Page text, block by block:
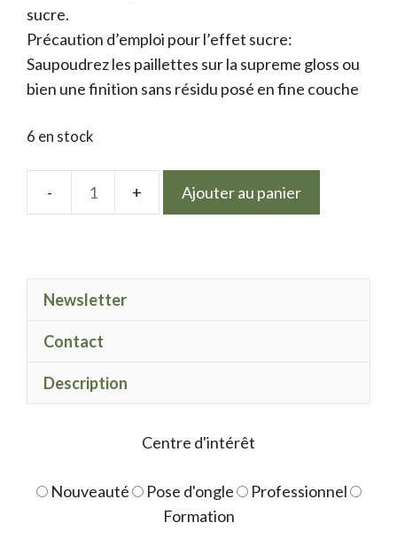
sucre.
Précaution d’emploi pour l’effet sucre:
Saupoudrez les paillettes sur la supreme gloss ou
bien une finition sans résidu posé en fine couche
6 en stock
quantité
magic
Ajouter au panier
Newsletter
Contact
Description
Centre d'intérêt
Nouveauté Pose d'ongle
Professionnel
Formation